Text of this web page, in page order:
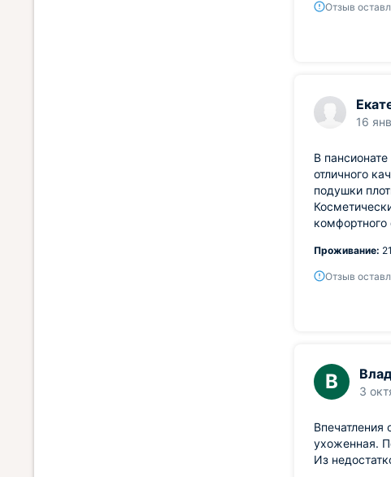
Отзыв
16
В
отличного
подушки
комфортного
Проживание:
Отзыв
В 3
ухоженная.
Из